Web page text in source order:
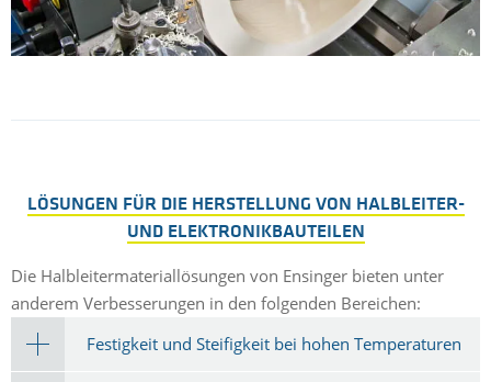
LÖSUNGEN FÜR DIE HERSTELLUNG VON HALBLEITER-
UND ELEKTRONIKBAUTEILEN
Die Halbleitermateriallösungen von Ensinger bieten unter
anderem Verbesserungen in den folgenden Bereichen:
Festigkeit und Steifigkeit bei hohen Temperaturen